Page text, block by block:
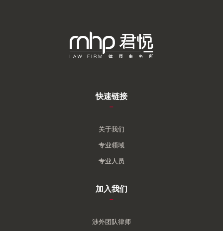
快速链接
–
关于我们
专业领域
专业人员
加入我们
–
涉外团队律师